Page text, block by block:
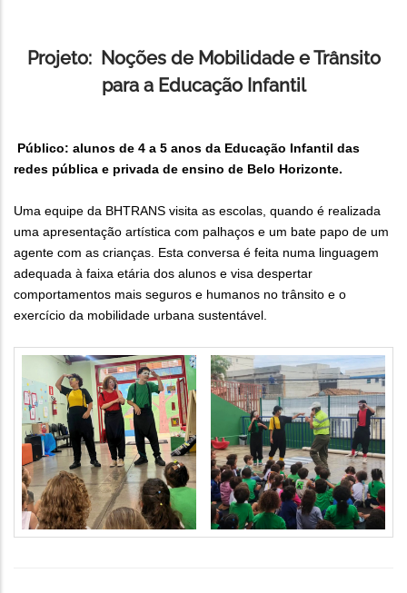
Projeto: Noções de Mobilidade e Trânsito
para a Educação Infantil
Público: alunos de 4 a 5 anos da Educação Infantil das
redes pública e privada de ensino de Belo Horizonte.
Uma equipe da BHTRANS visita as escolas, quando é realizada
uma apresentação artística com palhaços e um bate papo de um
agente com as crianças. Esta conversa é feita numa linguagem
adequada à faixa etária dos alunos e visa despertar
comportamentos mais seguros e humanos no trânsito e o
exercício da mobilidade urbana sustentável.